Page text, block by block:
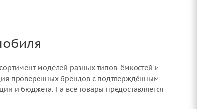
моделей разных типов, ёмкостей и
проверенных брендов с подтверждённым
и бюджета. На все товары предоставляется